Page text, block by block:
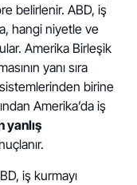
belirlenir. ABD, iş
hangi niyetle ve
Amerika Birleşik
yanı sıra
birine
Amerika’da iş
yanlış
iş kurmayı